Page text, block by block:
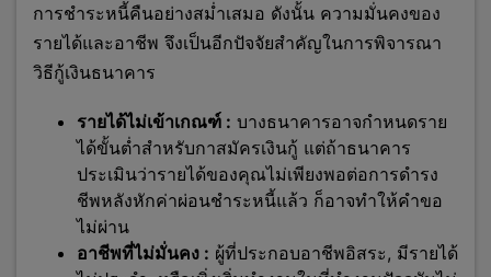
การชำระหนี้คืนอย่างสม่ำเสมอ ดังนั้น ความมั่นคงของ
รายได้และอาชีพ จึงเป็นอีกปัจจัยสำคัญในการพิจารณา
วิธีกู้เงินธนาคาร
รายได้ไม่เข้าเกณฑ์ : บางธนาคารอาจกำหนดราย
ได้ขั้นต่ำสำหรับกาสมัครเงินกู้ แต่ถ้าธนาคาร
ประเมินว่ารายได้ของคุณไม่เพียงพอต่อการดำรง
ชีพหลังหักค่าผ่อนชำระหนี้แล้ว ก็อาจทำให้คำขอ
ไม่ผ่าน
อาชีพที่ไม่มั่นคง : ผู้ที่ประกอบอาชีพอิสระ, มีรายได้